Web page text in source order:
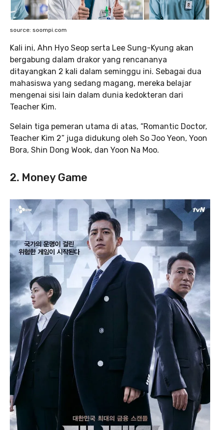
source: soompi.com
Kali ini, Ahn Hyo Seop serta Lee Sung-Kyung akan
bergabung dalam drakor yang rencananya
ditayangkan 2 kali dalam seminggu ini. Sebagai dua
mahasiswa yang sedang magang, mereka belajar
mengenai sisi lain dalam dunia kedokteran dari
Teacher Kim.
Selain tiga pemeran utama di atas, “Romantic Doctor,
Teacher Kim 2” juga didukung oleh So Joo Yeon, Yoon
Bora, Shin Dong Wook, dan Yoon Na Moo.
2. Money Game